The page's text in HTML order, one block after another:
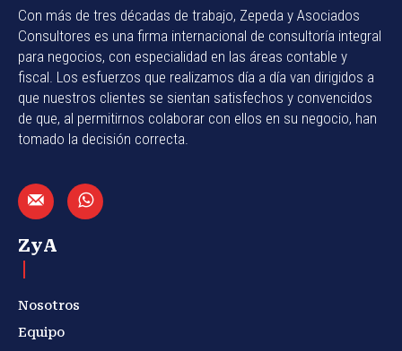
Con más de tres décadas de trabajo, Zepeda y Asociados
Consultores es una firma internacional de consultoría integral
para negocios, con especialidad en las áreas contable y
fiscal. Los esfuerzos que realizamos día a día van dirigidos a
que nuestros clientes se sientan satisfechos y convencidos
de que, al permitirnos colaborar con ellos en su negocio, han
tomado la decisión correcta.
ZyA
Nosotros
Equipo